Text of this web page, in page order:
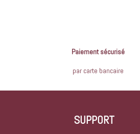
Paiement sécurisé
par carte bancaire
SUPPORT